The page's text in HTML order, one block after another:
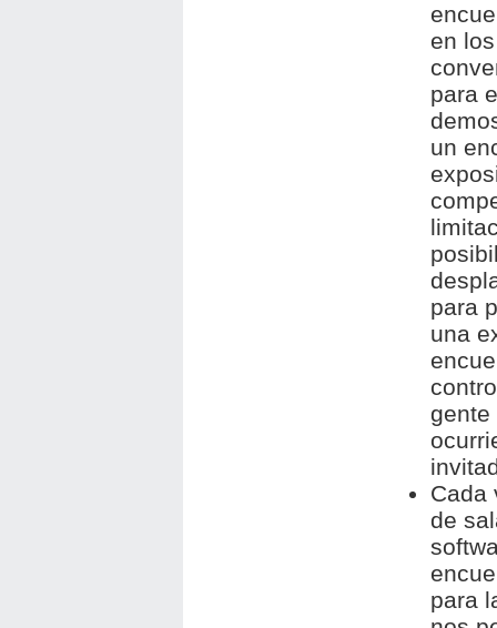
en
para
un
para
una
gente
Cada
de
para